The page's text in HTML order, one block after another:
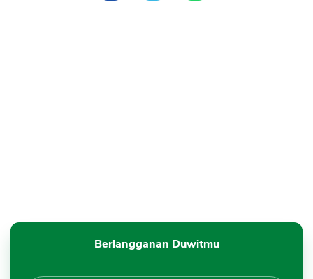
Berlangganan Duwitmu